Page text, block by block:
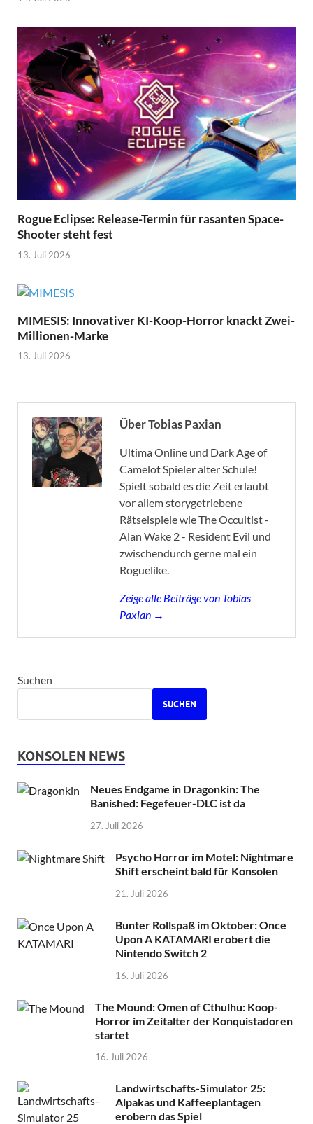
Rogue Eclipse: Release-Termin für rasanten Space-
Shooter steht fest
13. Juli 2026
MIMESIS: Innovativer KI-Koop-Horror knackt Zwei-
Millionen-Marke
13. Juli 2026
Über Tobias Paxian
Ultima Online und Dark Age of
Camelot Spieler alter Schule!
Spielt sobald es die Zeit erlaubt
vor allem storygetriebene
Rätselspiele wie The Occultist -
Alan Wake 2 - Resident Evil und
zwischendurch gerne mal ein
Roguelike.
Zeige alle Beiträge von Tobias
Paxian →
Suchen
SUCHEN
KONSOLEN NEWS
Neues Endgame in Dragonkin: The
Banished: Fegefeuer-DLC ist da
27. Juli 2026
Psycho Horror im Motel: Nightmare
Shift erscheint bald für Konsolen
21. Juli 2026
Bunter Rollspaß im Oktober: Once
Upon A KATAMARI erobert die
Nintendo Switch 2
16. Juli 2026
The Mound: Omen of Cthulhu: Koop-
Horror im Zeitalter der Konquistadoren
startet
16. Juli 2026
Landwirtschafts-Simulator 25:
Alpakas und Kaffeeplantagen
erobern das Spiel